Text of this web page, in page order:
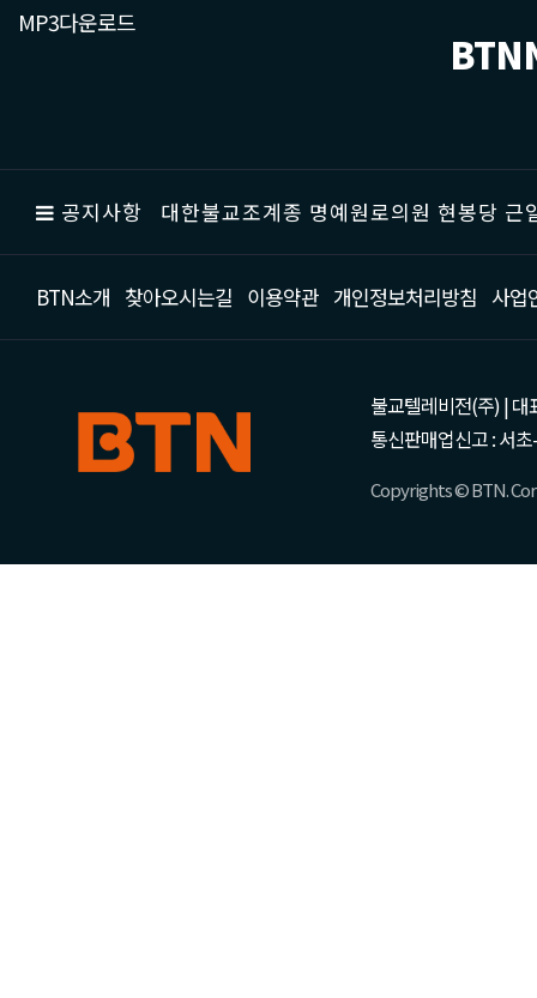
MP3다운로드
공지사항 대한불교조계종 명예원로의원 현봉당
BTN소개 찾아오시는길 이용약관 개인정보처리방침 사업
불교텔레비전(주) | 대
통신판매업신고 : 서
Copyrights © BTN.